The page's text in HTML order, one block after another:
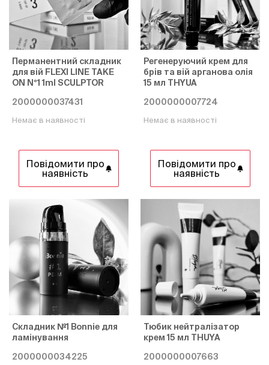
Перманентний складник
для вій FLEXI LINE TAKE
ON Nº1 1ml SCULPTOR
2000000037431
Немає в наявності
Повідомити про
наявність
Регенеруючий крем для
брів та вій арганова олія
15 мл THYUA
2000000007724
Немає в наявності
Повідомити про
наявність
Складник №1 Bonnie для
ламінування
2000000034225
Тюбик нейтралізатор
крем 15 мл THUYA
2000000007663